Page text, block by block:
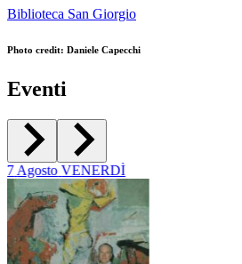
Biblioteca San Giorgio
Photo credit: Daniele Capecchi
Eventi
7Agosto VENERDÌ